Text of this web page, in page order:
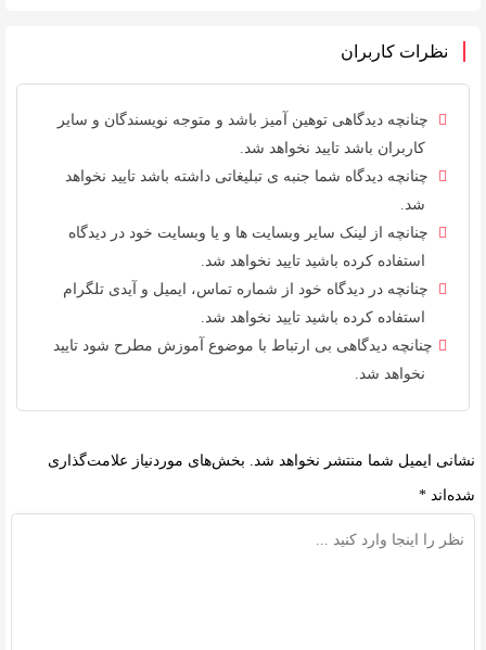
نظرات کاربران
چنانچه دیدگاهی توهین آمیز باشد و متوجه نویسندگان و سایر
کاربران باشد تایید نخواهد شد.
چنانچه دیدگاه شما جنبه ی تبلیغاتی داشته باشد تایید نخواهد
شد.
چنانچه از لینک سایر وبسایت ها و یا وبسایت خود در دیدگاه
استفاده کرده باشید تایید نخواهد شد.
چنانچه در دیدگاه خود از شماره تماس، ایمیل و آیدی تلگرام
استفاده کرده باشید تایید نخواهد شد.
چنانچه دیدگاهی بی ارتباط با موضوع آموزش مطرح شود تایید
نخواهد شد.
نشانی ایمیل شما منتشر نخواهد شد. بخش‌های موردنیاز علامت‌گذاری
شده‌اند *